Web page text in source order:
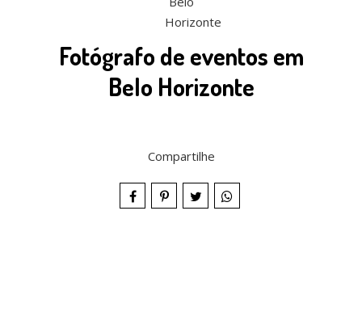
Fotógrafo de eventos em
Belo Horizonte
Compartilhe